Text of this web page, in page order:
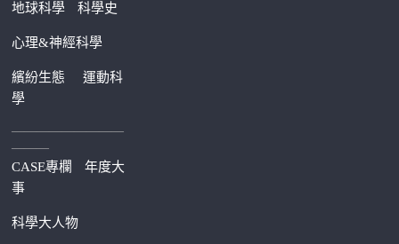
地球科學 科學史
心理&神經科學
繽紛生態運動科
學
—————————
———
CASE專欄
年度大
事
科學大人物